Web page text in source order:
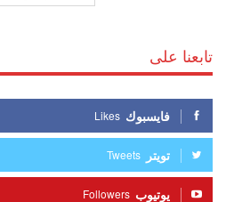
تابعنا على
فايسبوك Likes
تويتر Tweets
يوتيوب Followers